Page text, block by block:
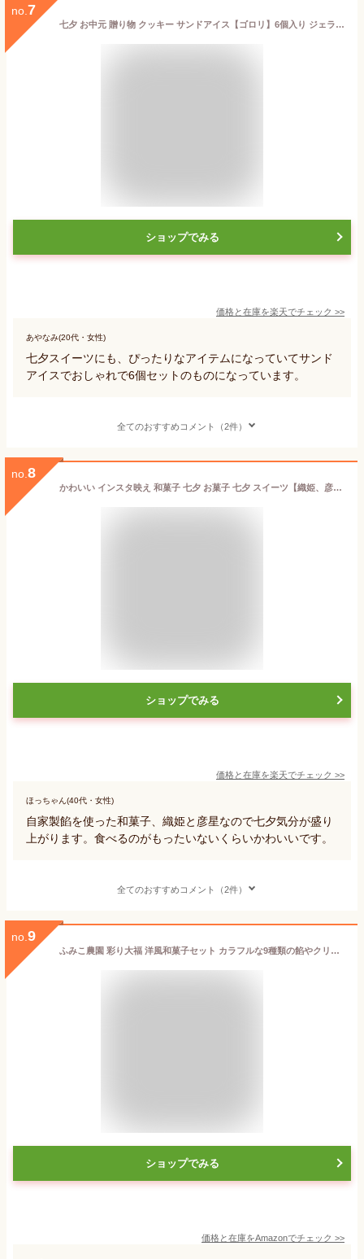
no. 7
七夕 お中元 贈り物 クッキー サンドアイス【ゴロリ】6個入り ジェラート クッキーサンドジェラート スイーツ デザート ギフト 贈り物 詰合せ 内祝い プレゼント おしゃれ ホワイトデー ランキング 人気 お返し お中元 暑中見舞い 残暑見舞い アイス
ショップでみる
価格と在庫を楽天でチェック >>
あやなみ(20代・女性)
七夕スイーツにも、ぴったりなアイテムになっていてサンド
アイスでおしゃれで6個セットのものになっています。
全てのおすすめコメント（2件）
no. 8
かわいい インスタ映え 和菓子 七夕 お菓子 七夕 スイーツ【織姫、彦星6個】 御中元 和菓子 送料無料 お中元 コロナ応援 お菓子 お中元 ギフト お中元 高級 お中元 生菓子 詰め合わせ 練り切り コロナ支援 癒し和菓子
ショップでみる
価格と在庫を楽天でチェック >>
ほっちゃん(40代・女性)
自家製餡を使った和菓子、織姫と彦星なので七夕気分が盛り
上がります。食べるのがもったいないくらいかわいいです。
全てのおすすめコメント（2件）
no. 9
ふみこ農園 彩り大福 洋風和菓子セット カラフルな9種類の餡やクリームで彩った お洒落なスイーツ 賞味期限 冷凍180日（解凍後1日間）(通常)
ショップでみる
価格と在庫をAmazonでチェック >>